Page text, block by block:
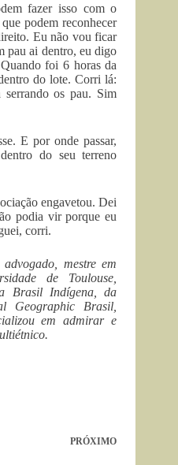
fazer isso com o
podem reconhecer
Eu não vou ficar
pau ai dentro, eu digo
foi 6 horas da
do lote. Corri lá:
serrando os pau. Sim
E por onde passar,
do seu terreno
engavetou. Dei
podia vir porque eu
corri.
mestre em
de Toulouse,
Brasil Indígena, da
Geographic Brasil,
em admirar e
PRÓXIMO